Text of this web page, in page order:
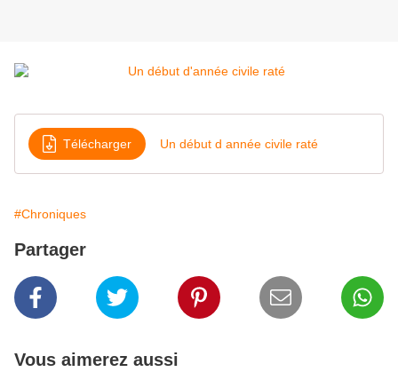
Télécharger Un début d année civile raté
#Chroniques
Partager
Vous aimerez aussi